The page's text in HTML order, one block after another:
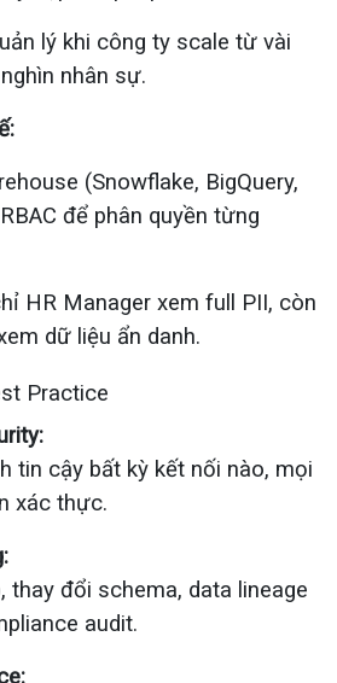
lý khi công ty scale từ vài
nhân sự.
(Snowflake, BigQuery,
để phân quyền từng
HR Manager xem full PII, còn
dữ liệu ẩn danh.
Practice
tin cậy bất kỳ kết nối nào, mọi
xác thực.
thay đổi schema, data lineage
audit.